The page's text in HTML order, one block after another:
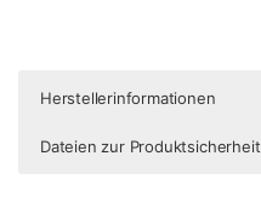
Herstellerinformationen
Dateien zur Produktsicherheit